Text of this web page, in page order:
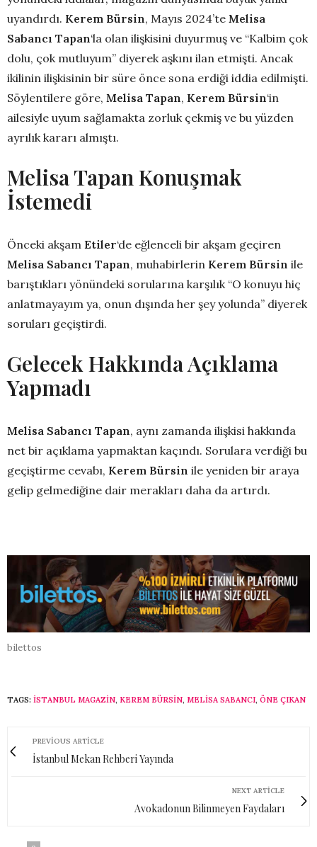
uyandırdı. Kerem Bürsin, Mayıs 2024’te Melisa
Sabancı Tapan‘la olan ilişkisini duyurmuş ve “Kalbim çok
dolu, çok mutluyum” diyerek aşkını ilan etmişti. Ancak
ikilinin ilişkisinin bir süre önce sona erdiği iddia edilmişti.
Söylentilere göre, Melisa Tapan, Kerem Bürsin‘in
ailesiyle uyum sağlamakta zorluk çekmiş ve bu yüzden
ayrılık kararı almıştı.
Melisa Tapan Konuşmak
İstemedi
Önceki akşam Etiler‘de eğlenceli bir akşam geçiren
Melisa Sabancı Tapan, muhabirlerin Kerem Bürsin ile
barıştıkları yönündeki sorularına karşılık “O konuyu hiç
anlatmayayım ya, onun dışında her şey yolunda” diyerek
soruları geçiştirdi.
Gelecek Hakkında Açıklama
Yapmadı
Melisa Sabancı Tapan, aynı zamanda ilişkisi hakkında
net bir açıklama yapmaktan kaçındı. Sorulara verdiği bu
geçiştirme cevabı, Kerem Bürsin ile yeniden bir araya
gelip gelmediğine dair merakları daha da artırdı.
bilettos
TAGS: ISTANBUL MAGAZIN, KEREM BÜRSIN, MELISA SABANCI, ÖNE ÇIKAN
PREVIOUS ARTICLE
İstanbul Mekan Rehberi Yayında
NEXT ARTICLE
Avokadonun Bilinmeyen Faydaları